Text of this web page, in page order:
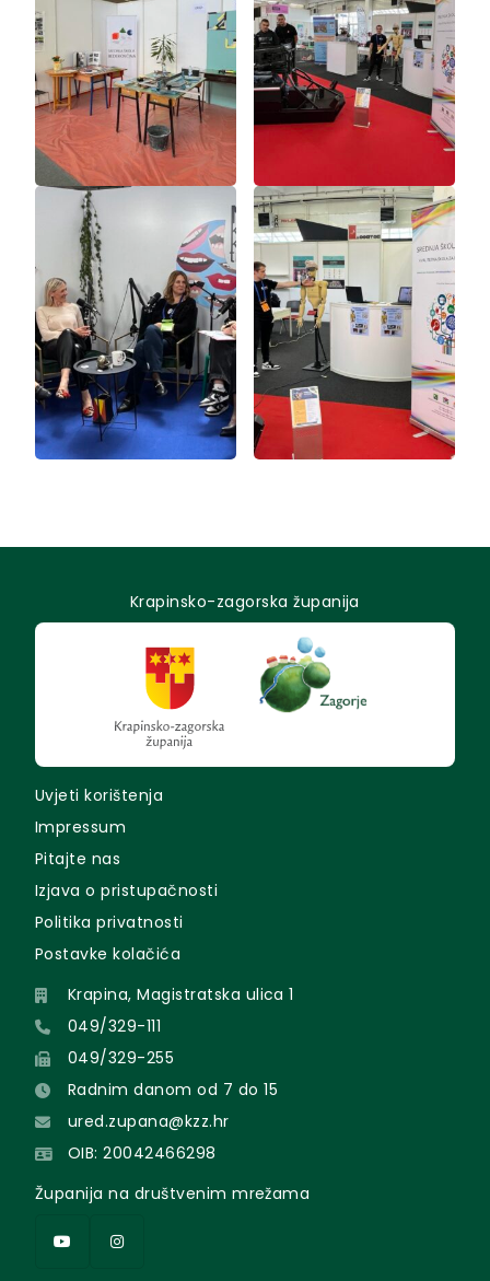
Krapinsko-zagorska županija
Uvjeti korištenja
Impressum
Pitajte nas
Izjava o pristupačnosti
Politika privatnosti
Postavke kolačića
Krapina, Magistratska ulica 1
049/329-111
049/329-255
Radnim danom od 7 do 15
ured.zupana@kzz.hr
OIB: 20042466298
Županija na društvenim mrežama